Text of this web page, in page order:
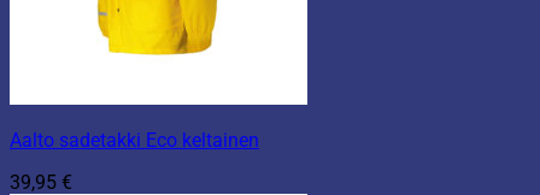
Aalto sadetakki Eco keltainen
39,95 €